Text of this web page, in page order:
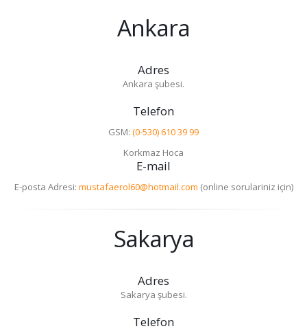
Ankara
Adres
Ankara şubesi.
Telefon
GSM: (0-530) 610 39 99
Korkmaz Hoca
E-mail
E-posta Adresi: mustafaerol60@hotmail.com (online sorulariniz için)
Sakarya
Adres
Sakarya şubesi.
Telefon